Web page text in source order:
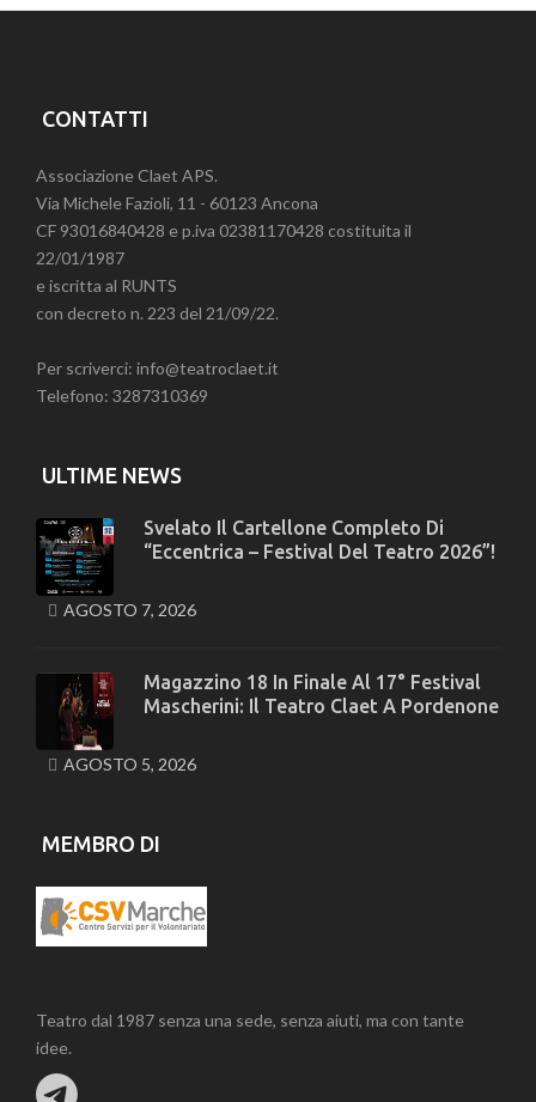
CONTATTI
Associazione Claet APS.
Via Michele Fazioli, 11 - 60123 Ancona
CF 93016840428 e p.iva 02381170428 costituita il
22/01/1987
e iscritta al RUNTS
con decreto n. 223 del 21/09/22.
Per scriverci: info@teatroclaet.it
Telefono: 3287310369
ULTIME NEWS
Svelato Il Cartellone Completo Di
“Eccentrica – Festival Del Teatro 2026”!
AGOSTO 7, 2026
Magazzino 18 In Finale Al 17° Festival
Mascherini: Il Teatro Claet A Pordenone
AGOSTO 5, 2026
MEMBRO DI
Teatro dal 1987 senza una sede, senza aiuti, ma con tante
idee.